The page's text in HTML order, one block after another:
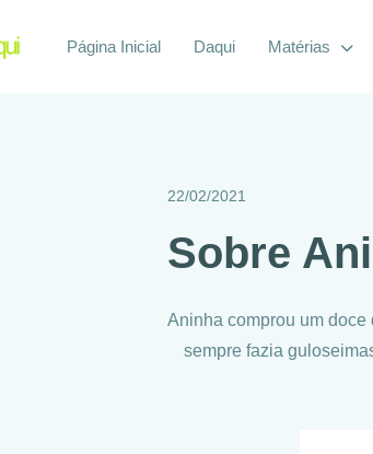
Página Inicial Daqui Matérias
22/02/2021
Sobre
Aninha comprou um
sempre fazia